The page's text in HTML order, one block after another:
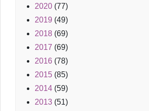
2020 (77)
2019 (49)
2018 (69)
2017 (69)
2016 (78)
2015 (85)
2014 (59)
2013 (51)